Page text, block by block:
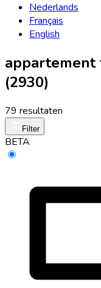
Nederlands
Français
English
appartement
(2930)
79 resultaten
Filter
BETA